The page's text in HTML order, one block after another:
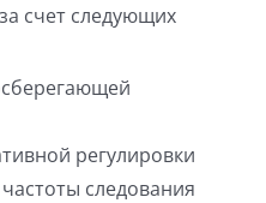
счет следующих
регулировки
следования